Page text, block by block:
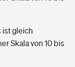
ist gleich
Skala von 10 bis